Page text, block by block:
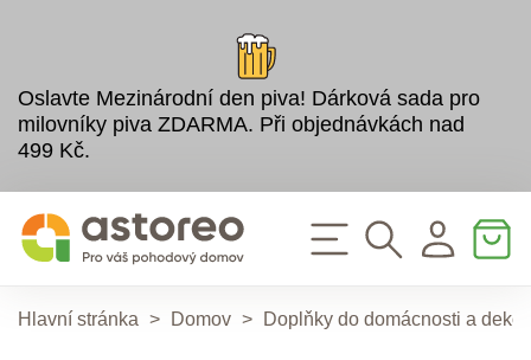
Oslavte Mezinárodní den piva! Dárková sada pro
milovníky piva ZDARMA. Při objednávkách nad
499 Kč.
Hlavní stránka > Domov > Doplňky do domácnosti a